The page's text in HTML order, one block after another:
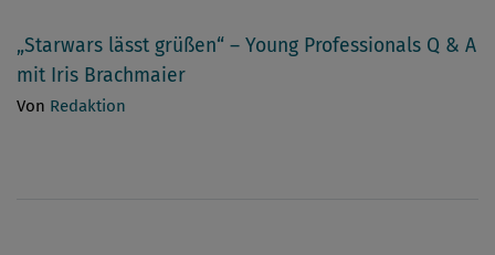
„Starwars lässt grüßen“ – Young Professionals Q & A
mit Iris Brachmaier
Von Redaktion